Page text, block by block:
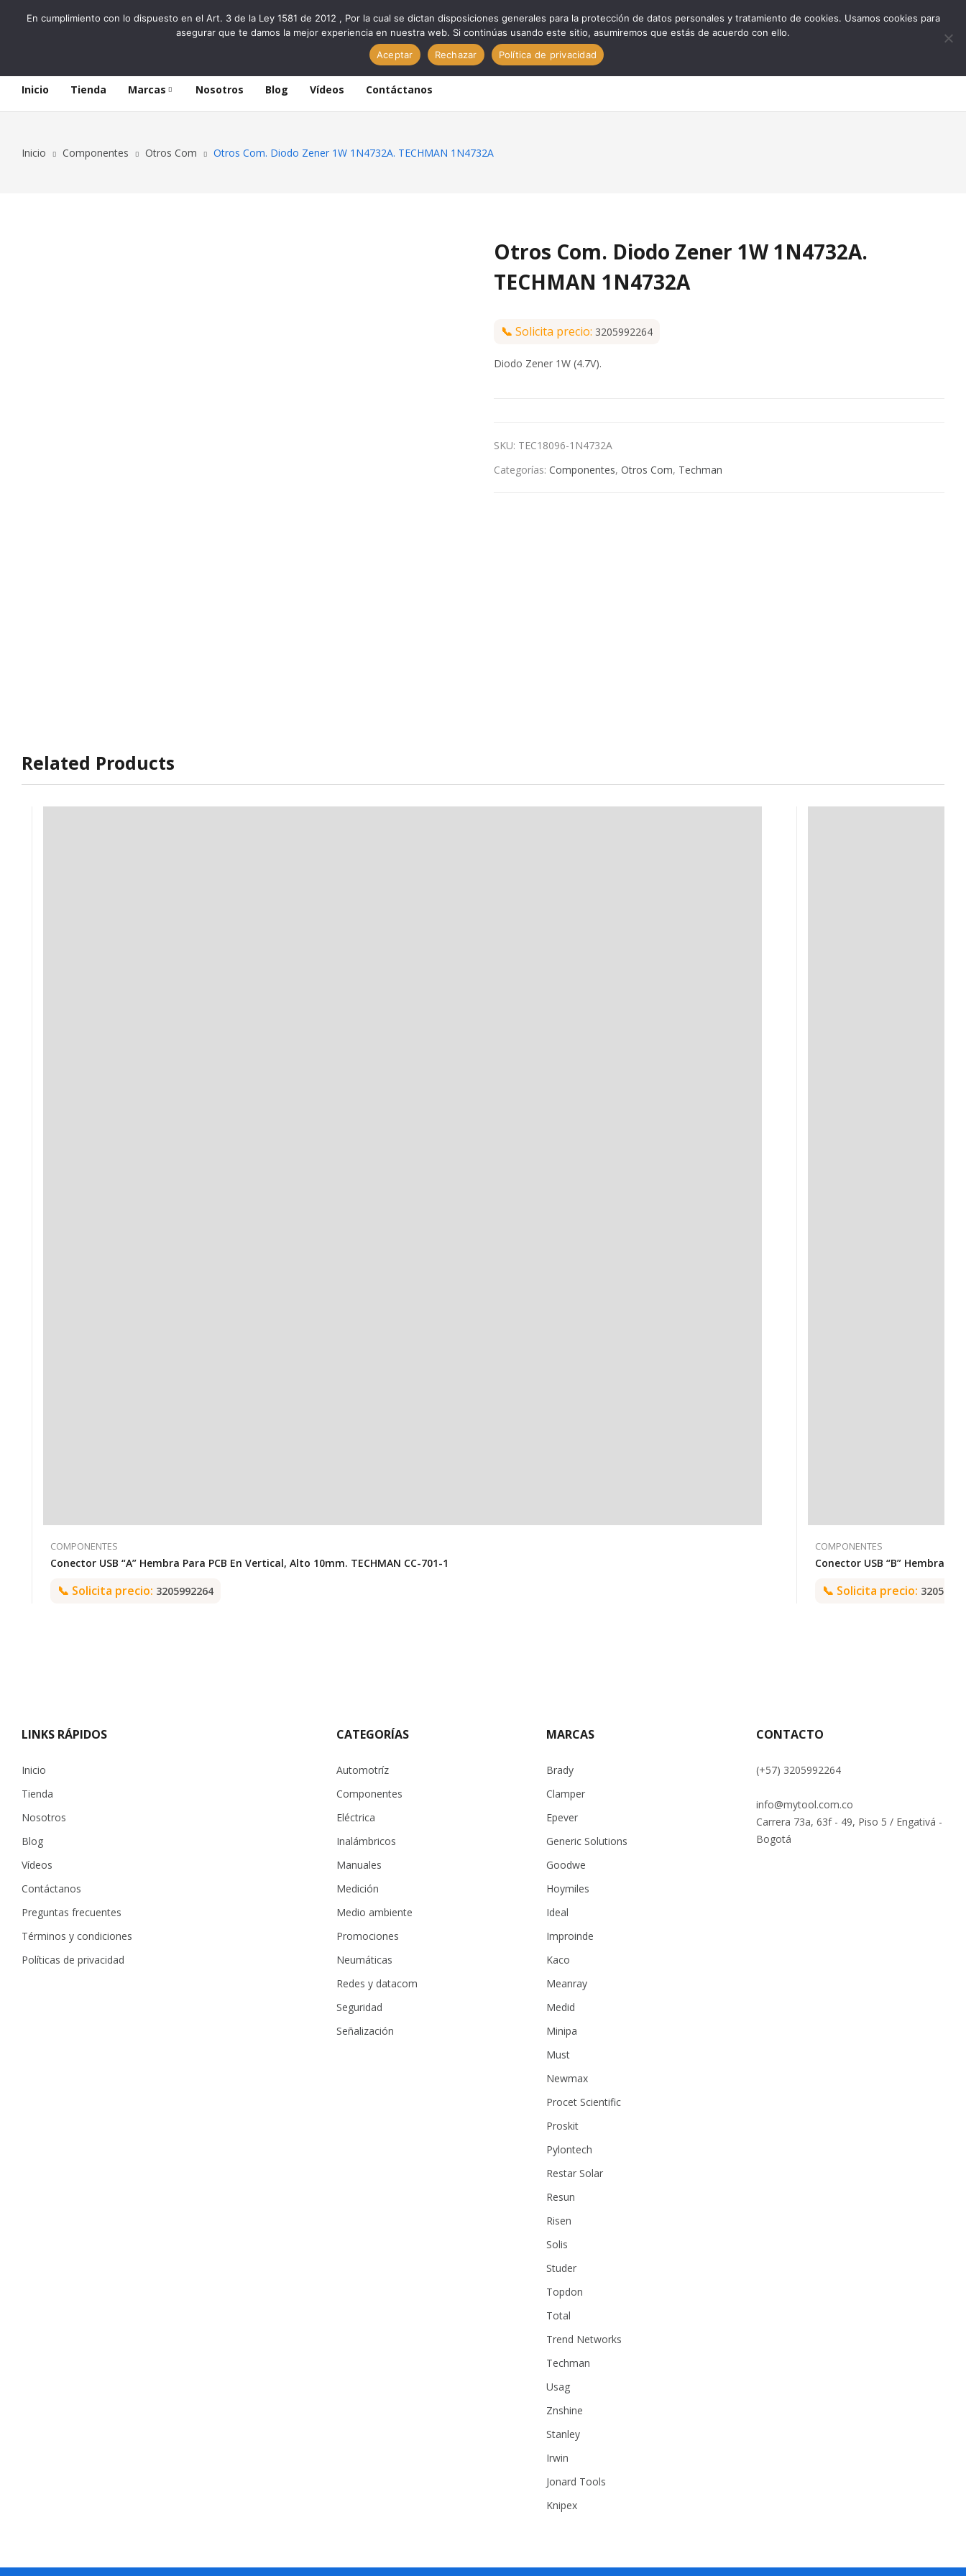
0
Inicio Tienda Marcas Nosotros Blog Vídeos Contáctanos
Inicio Componentes Otros Com Otros Com. Diodo Zener 1W 1N4732A. TECHMAN 1N4732A
Otros Com. Diodo Zener 1W 1N4732A.
TECHMAN 1N4732A
📞 Solicita precio: 3205992264
Diodo Zener 1W (4.7V).
SKU: TEC18096-1N4732A
Categorías: Componentes, Otros Com, Techman
Related Products
COMPONENTES
Conector USB “A” Hembra Para PCB En Vertical, Alto 10mm. TECHMAN CC-701-1
📞 Solicita precio: 3205992264
COMPONENTES
📞 Solicita precio:
LINKS RÁPIDOS
Inicio
Tienda
Nosotros
Blog
Vídeos
Contáctanos
Preguntas frecuentes
Términos y condiciones
Políticas de privacidad
CATEGORÍAS
Automotríz
Componentes
Eléctrica
Inalámbricos
Manuales
Medición
Medio ambiente
Promociones
Neumáticas
Redes y datacom
Seguridad
Señalización
MARCAS
Brady
Clamper
Epever
Generic Solutions
Goodwe
Hoymiles
Ideal
Improinde
Kaco
Meanray
Medid
Minipa
Must
Newmax
Procet Scientific
Proskit
Pylontech
Restar Solar
Resun
Risen
Solis
Studer
Topdon
Total
Trend Networks
Techman
Usag
Znshine
Stanley
Irwin
Jonard Tools
Knipex
CONTACTO
(+57) 3205992264
info@mytool.com.co
Carrera 73a, 63f - 49, Piso 5 / Engativá -
Bogotá
En cumplimiento con lo dispuesto en el Art. 3 de la Ley 1581 de 2012 , Por la cual se dictan disposiciones generales para la protección de datos personales y tratamiento de cookies. Usamos cookies para
asegurar que te damos la mejor experiencia en nuestra web. Si continúas usando este sitio, asumiremos que estás de acuerdo con ello.
Aceptar
Rechazar Política de privacidad